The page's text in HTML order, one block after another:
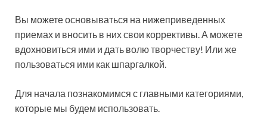
Вы можете основываться на нижеприведенных
приемах и вносить в них свои коррективы. А можете
вдохновиться ими и дать волю творчеству! Или же
пользоваться ими как шпаргалкой.
Для начала познакомимся с главными категориями,
которые мы будем использовать.